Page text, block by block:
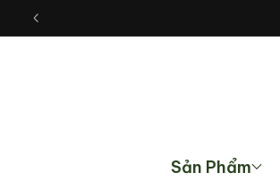
đến nội
dung
Sản Phẩm